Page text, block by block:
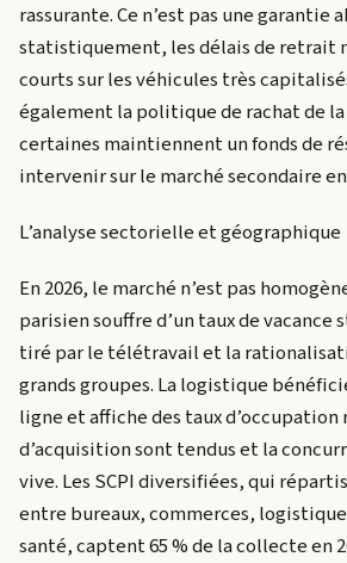
rassurante. Ce n’est pas une garantie
statistiquement, les délais de retrait
courts sur les véhicules très
également la politique de rachat de
certaines maintiennent un fonds de
intervenir sur le marché secondaire
L’analyse sectorielle et géographique
En 2026, le marché n’est pas
parisien souffre d’un taux de
tiré par le télétravail et la
grands groupes. La logistique
ligne et affiche des taux
d’acquisition sont tendus et la
vive. Les SCPI diversifiées, qui
entre bureaux, commerces,
santé, captent 65 % de la collecte en